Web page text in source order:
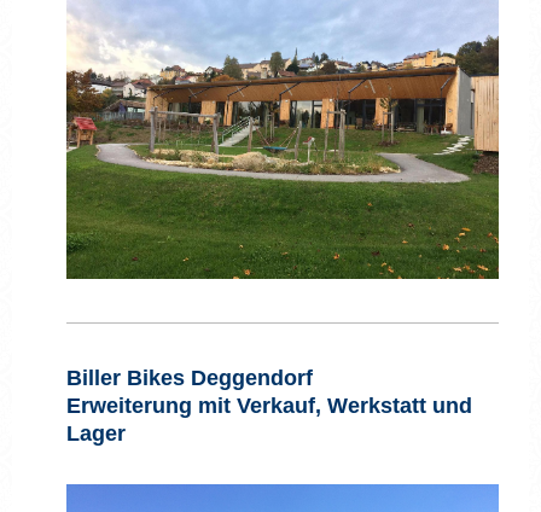
Biller Bikes Deggendorf
Erweiterung mit Verkauf, Werkstatt und
Lager